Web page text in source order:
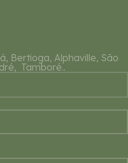
Bertioga, Alphaville, São
Tamboré..